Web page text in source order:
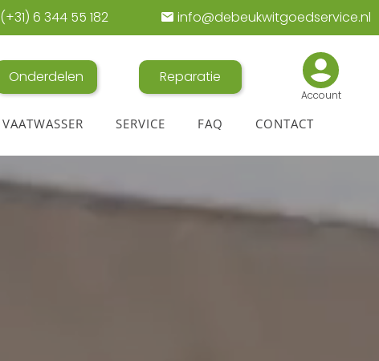
(+31) 6 344 55 182 info@debeukwitgoedservice.nl
Onderdelen Reparatie
Account
VAATWASSER SERVICE FAQ CONTACT